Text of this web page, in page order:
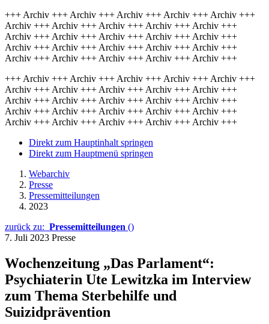
+++ Archiv +++ Archiv +++ Archiv +++ Archiv +++ Archiv +++
Archiv +++ Archiv +++ Archiv +++ Archiv +++ Archiv +++
Archiv +++ Archiv +++ Archiv +++ Archiv +++ Archiv +++
Archiv +++ Archiv +++ Archiv +++ Archiv +++ Archiv +++
Archiv +++ Archiv +++ Archiv +++ Archiv +++ Archiv +++
+++ Archiv +++ Archiv +++ Archiv +++ Archiv +++ Archiv +++
Archiv +++ Archiv +++ Archiv +++ Archiv +++ Archiv +++
Archiv +++ Archiv +++ Archiv +++ Archiv +++ Archiv +++
Archiv +++ Archiv +++ Archiv +++ Archiv +++ Archiv +++
Archiv +++ Archiv +++ Archiv +++ Archiv +++ Archiv +++
Direkt zum Hauptinhalt springen
Direkt zum Hauptmenü springen
Webarchiv
Presse
Pressemitteilungen
2023
zurück zu: Pressemitteilungen ()
7. Juli 2023 Presse
Wochenzeitung „Das Parlament“:
Psychiaterin Ute Lewitzka im Interview
zum Thema Sterbehilfe und
Suizidprävention